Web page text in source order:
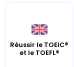
Réussir le TOEIC®
et le TOEFL®